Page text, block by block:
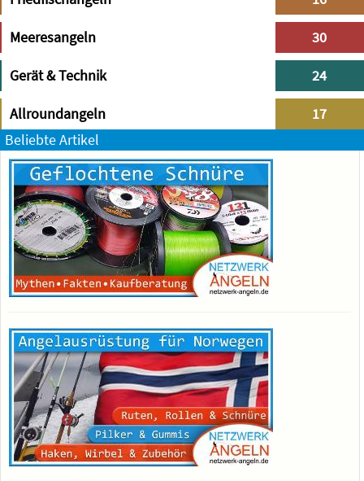
Meeresangeln 30
Gerät & Technik 24
Allroundangeln
17
Beliebte Artikel